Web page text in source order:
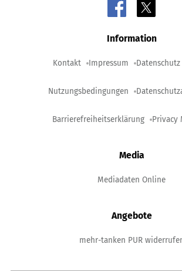
Information
Kontakt Impressum Datenschutz
Nutzungsbedingungen
Barrierefreiheitserklärung Privacy
Media
Mediadaten Online
Angebote
mehr-tanken PUR